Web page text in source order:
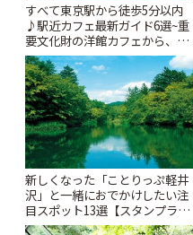
すべて東京駅から徒歩5分以内
♪駅近カフェ最新ガイド6選~重
要文化財の洋館カフェから、改
札すぐのレトロ喫茶まで~ | こと
りっぷ
新しくなった「ことりっぷ軽井
沢」と一緒におでかけしたい注
目スポット13選【スタンプラリ
ー開催中】 | ことりっぷ